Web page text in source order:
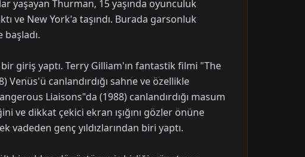
yaşayan Thurman, 15 yaşında oyunculuk
ve New York'a taşındı. Burada garsonluk
giriş yaptı. Terry Gilliam'ın fantastik filmi "The
canlandırdığı sahne ve özellikle
Liaisons"da (1988) canlandırdığı masum
ve dikkat çekici ekran ışığını gözler önüne
genç yıldızlarından biri yaptı.